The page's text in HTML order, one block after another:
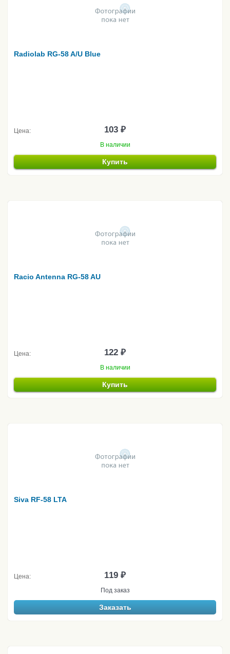
Radiolab RG-58 A/U Blue
Цена: 103 ₽
В наличии
Купить
Racio Antenna RG-58 AU
Цена: 122 ₽
В наличии
Купить
Siva RF-58 LTA
Цена: 119 ₽
Под заказ
Заказать